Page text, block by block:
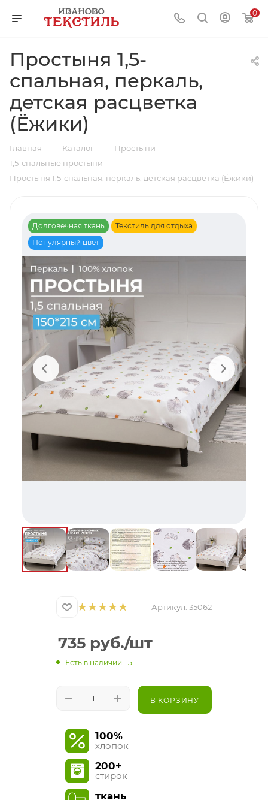
0
Простыня 1,5-
спальная, перкаль,
детская расцветка
(Ёжики)
Главная — Каталог — Простыни —
1,5-спальные простыни —
Простыня 1,5-спальная, перкаль, детская расцветка (Ёжики)
Долговечная ткань
Текстиль для отдыха
Популярный цвет
Артикул: 35062
735 руб./шт
Есть в наличии: 15
В КОРЗИНУ
100%
хлопок
200+
стирок
ткань